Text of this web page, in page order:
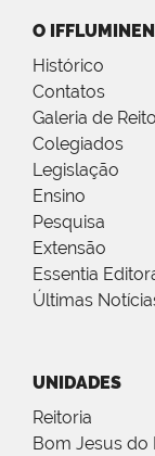
O
Histórico
Contatos
Galeria de
Colegiados
Legislação
Ensino
Pesquisa
Extensão
Essentia
Últimas
UNIDADES
Reitoria
Bom Jesus do